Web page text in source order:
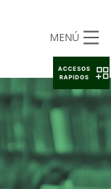
MENÚ
ACCESOS
RAPIDOS